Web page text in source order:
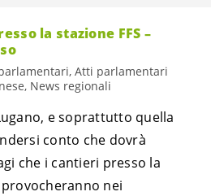
la stazione FFS –
Atti parlamentari
News regionali
e soprattutto quella
conto che dovrà
che i cantieri presso la
nei